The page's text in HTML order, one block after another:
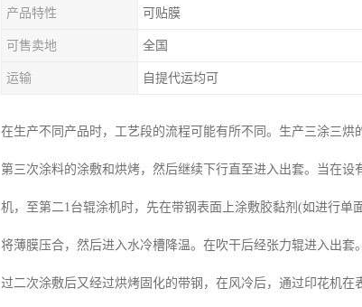
产品特性 可贴膜
可售卖地 全国
运输 自提代运均可
在生产不同产品时，工艺段的流程可能有所不同。生产三涂三
第三次涂料的涂敷和烘烤，然后继续下行直至进入出套。当在
机，至第二1台辊涂机时，先在带钢表面上涂敷胶黏剂(如进行单
将薄膜压合，然后进入水冷槽降温。在吹干后经张力辊进入出
过二次涂敷后又经过烘烤固化的带钢，在风冷后，通过印花机